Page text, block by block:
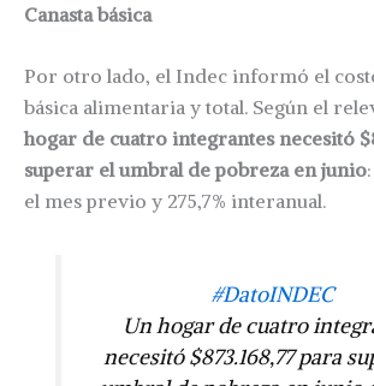
Canasta básica
Por otro lado, el Indec informó el
básica alimentaria y total. Según el
hogar de cuatro integrantes necesitó
superar el umbral de pobreza en junio
el mes previo y 275,7% interanual.
#DatoINDEC
Un hogar de cuatro
necesitó $873.168,77 para